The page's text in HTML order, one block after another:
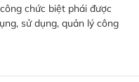
chức biệt phái được
sử dụng, quản lý công